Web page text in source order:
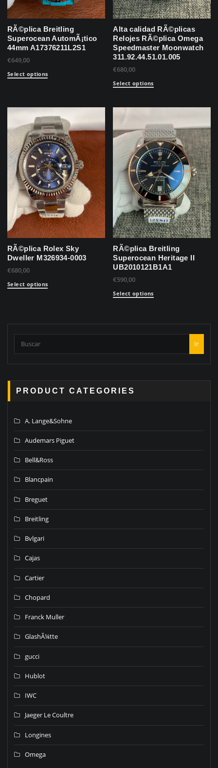
RÃ©plica Breitling
Superocean AutomÃ¡tico
44mm A17376211L2S1
€649,00
Select options
Alta calidad RÃ©plicas
Relojes RÃ©plica Omega
Speedmaster Moonwatch
311.92.44.51.01.005
€680,00
Select options
RÃ©plica Rolex Sky
Dweller M326934-0003
€680,00
Select options
RÃ©plica Breitling
Superocean Heritage II
UB2010121B1A1
€590,00
Select options
Ir
PRODUCT CATEGORIES
A. Lange&Sohne
Audemars Piguet
Bell&Ross
Blancpain
Breguet
Breitling
Bvlgari
Cajas
Cartier
Chopard
Franck Muller
GlashÃ¼tte
gucci
Hublot
IWC
Jaeger Le Coultre
Longines
Omega